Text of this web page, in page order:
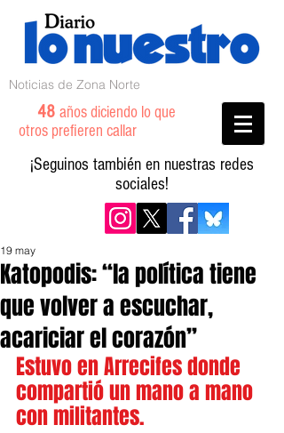
Noticias de Zona Norte
48 años diciendo lo que
otros prefieren callar
¡Seguinos también en nuestras redes
sociales!
Katopodis: “la política tiene
que volver a escuchar,
acariciar el corazón”
19 may
Estuvo en Arrecifes donde
compartió un mano a mano
con militantes.